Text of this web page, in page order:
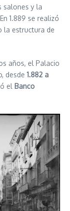
salones y la
1.889 se realizó
la estructura de
años, el Palacio
desde 1.882 a
el Banco